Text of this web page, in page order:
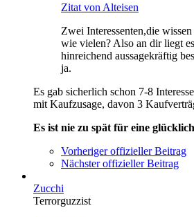
Zitat von Alteisen
Zwei Interessenten,die
wie vielen? Also an dir liegt
hinreichend aussagekräftig
ja.
Es gab sicherlich schon 7-8
mit Kaufzusage, davon 3
Es ist nie zu spät für eine
Vorheriger offizieller Beitrag
Nächster offizieller Beitrag
Zucchi
Terrorguzzist